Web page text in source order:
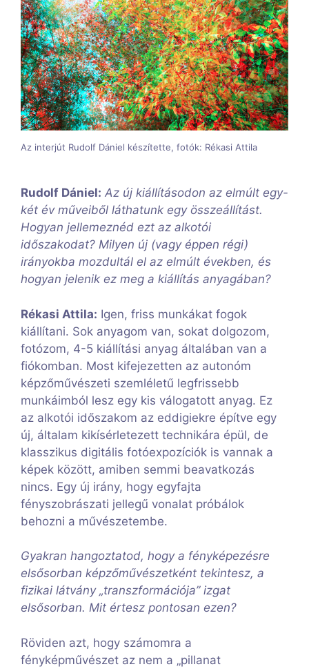
Az interjút Rudolf Dániel készítette, fotók: Rékasi Attila
Rudolf Dániel: Az új kiállításodon az elmúlt egy-
két év műveiből láthatunk egy összeállítást.
Hogyan jellemeznéd ezt az alkotói
időszakodat? Milyen új (vagy éppen régi)
irányokba mozdultál el az elmúlt években, és
hogyan jelenik ez meg a kiállítás anyagában?
Rékasi Attila: Igen, friss munkákat fogok
kiállítani. Sok anyagom van, sokat dolgozom,
fotózom, 4-5 kiállítási anyag általában van a
fiókomban. Most kifejezetten az autonóm
képzőművészeti szemléletű legfrissebb
munkáimból lesz egy kis válogatott anyag. Ez
az alkotói időszakom az eddigiekre építve egy
új, általam kikísérletezett technikára épül, de
klasszikus digitális fotóexpozíciók is vannak a
képek között, amiben semmi beavatkozás
nincs. Egy új irány, hogy egyfajta
fényszobrászati jellegű vonalat próbálok
behozni a művészetembe.
Gyakran hangoztatod, hogy a fényképezésre
elsősorban képzőművészetként tekintesz, a
fizikai látvány „transzformációja” izgat
elsősorban. Mit értesz pontosan ezen?
Röviden azt, hogy számomra a
fényképművészet az nem a „pillanat